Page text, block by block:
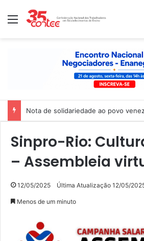
Menu
Nota de solidariedade ao povo
Sinpro-Rio:
– Assembleia
12/05/2025 Última Atualização 12/05/
Menos de um minuto